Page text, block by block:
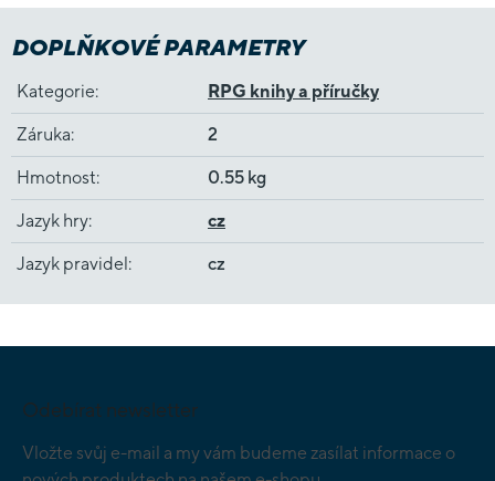
DOPLŇKOVÉ PARAMETRY
Kategorie: RPG knihy a příručky
Záruka: 2
Hmotnost: 0.55 kg
Jazyk hry: cz
Jazyk pravidel : cz
Odebírat newsletter
Vložte svůj e-mail a my vám budeme zasílat informace o